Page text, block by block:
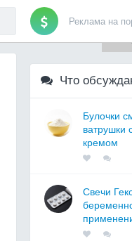
Реклама на
Что
Булочки
ватрушки
кремом
Свечи
Для